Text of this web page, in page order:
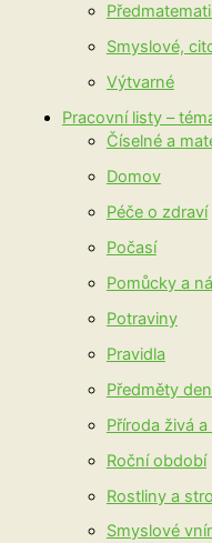
Smyslové,
Výtvarné
Pracovní listy –
Číselné a
Domov
Péče o zdraví
Počasí
Pomůcky a
Potraviny
Pravidla
Předměty
Příroda živá
Roční období
Rostliny a
Smyslové